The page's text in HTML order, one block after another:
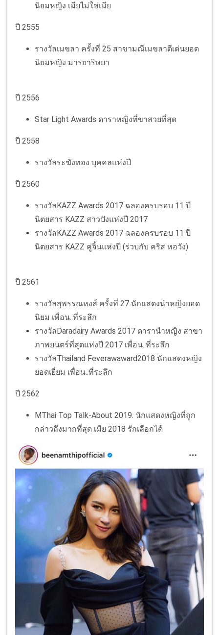
นิยมหญิง เมียไม่ใช่เมีย
ปี 2555
รางวัลเมขลา ครั้งที่ 25 สาขามณีเมขลาดีเด่นยอด
นิยมหญิง มารยาริษยา
ปี 2556
Star Light Awards ดาราหญิงที่ขาสวยที่สุด
ปี 2558
รางวัลระฆังทอง บุคคลแห่งปี
ปี 2560
รางวัลKAZZ Awards 2017 ฉลองครบรอบ 11 ปี
นิตยสาร KAZZ สาวปังแห่งปี 2017
รางวัลKAZZ Awards 2017 ฉลองครบรอบ 11 ปี
นิตยสาร KAZZ คู่จิ้นแห่งปี (ร่วบกับ คริส หอวัง)
ปี 2561
รางวัลสุพรรณหงส์ ครั้งที่ 27 นักแสดงนำหญิงยอด
นิยม เพื่อน..ที่ระลึก
รางวัลDaradairy Awards 2017 ดารานำหญิง สาขา
ภาพยนตร์ที่สุดแห่งปี 2017 เพื่อน..ที่ระลึก
รางวัลThailand Feverawaward2018 นักแสดงหญิง
ยอดเยี่ยม เพื่อน..ที่ระลึก
ปี 2562
MThai Top Talk-About 2019. นักแสดงหญิงที่ถูก
กล่าวถึงมากที่สุด เมีย 2018 รักเลือกได้